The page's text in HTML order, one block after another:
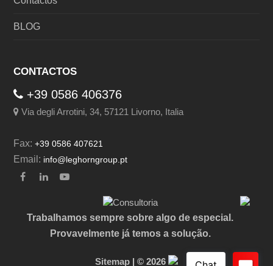
BLOG
CONTACTOS
+39 0586 406376
Via degli Arrotini, 34, 57121 Livorno, Italia
Fax:+39 0586 407621
Email: info@leghorngroup.pt
Facebook
LinkedInYouTube
Trabalhamos sempre sobre algo de especial.
Provavelmente já temos a solução.
Sitemap | © 2026